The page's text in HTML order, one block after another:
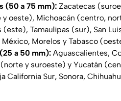
(50 a 75 mm): Zacatecas
oeste), Michoacán (centro,
Tamaulipas (sur), San
Morelos y Tabasco
a 50 mm): Aguascalientes,
y suroeste) y Yucatán
California Sur, Sonora,